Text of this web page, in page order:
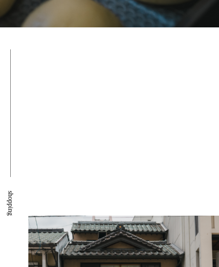
shopping